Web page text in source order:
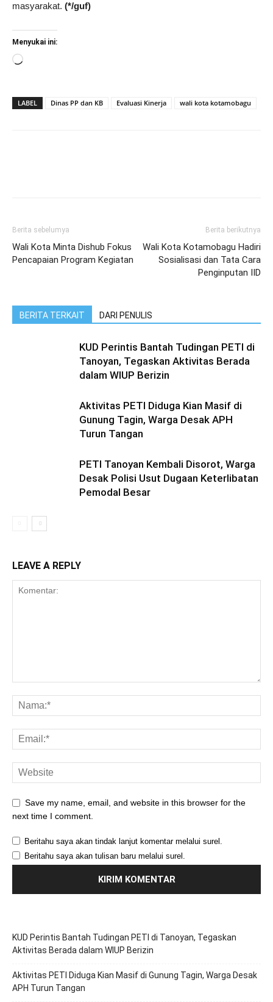
masyarakat. (*/guf)
Menyukai ini:
Memuat...
LABEL Dinas PP dan KB Evaluasi Kinerja wali kota kotamobagu
Berita sebelumya
Wali Kota Minta Dishub Fokus
Pencapaian Program Kegiatan
Berita berikutnya
Wali Kota Kotamobagu Hadiri
Sosialisasi dan Tata Cara
Penginputan IID
BERITA TERKAIT DARI PENULIS
KUD Perintis Bantah Tudingan PETI di
Tanoyan, Tegaskan Aktivitas Berada
dalam WIUP Berizin
Aktivitas PETI Diduga Kian Masif di
Gunung Tagin, Warga Desak APH
Turun Tangan
PETI Tanoyan Kembali Disorot, Warga
Desak Polisi Usut Dugaan Keterlibatan
Pemodal Besar
LEAVE A REPLY
Save my name, email, and website in this browser for the
next time I comment.
Beritahu saya akan tindak lanjut komentar melalui surel.
Beritahu saya akan tulisan baru melalui surel.
KUD Perintis Bantah Tudingan PETI di Tanoyan, Tegaskan
Aktivitas Berada dalam WIUP Berizin
Aktivitas PETI Diduga Kian Masif di Gunung Tagin, Warga Desak
APH Turun Tangan